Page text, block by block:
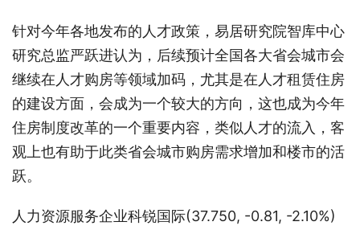
针对今年各地发布的人才政策，易居研究院智库中心
研究总监严跃进认为，后续预计全国各大省会城市会
继续在人才购房等领域加码，尤其是在人才租赁住房
的建设方面，会成为一个较大的方向，这也成为今年
住房制度改革的一个重要内容，类似人才的流入，客
观上也有助于此类省会城市购房需求增加和楼市的活
跃。
人力资源服务企业科锐国际(37.750, -0.81, -2.10%)